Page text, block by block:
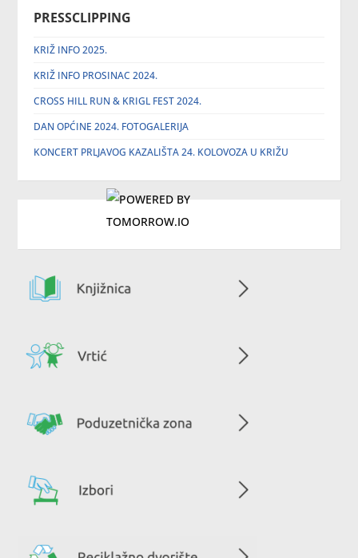
PRESSCLIPPING
KRIŽ INFO 2025.
KRIŽ INFO PROSINAC 2024.
CROSS HILL RUN & KRIGL FEST 2024.
DAN OPĆINE 2024. FOTOGALERIJA
KONCERT PRLJAVOG KAZALIŠTA 24. KOLOVOZA U KRIŽU